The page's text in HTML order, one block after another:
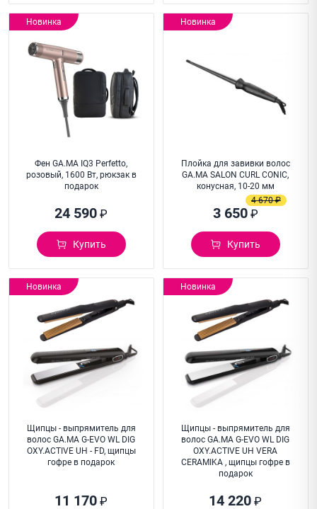
Новинка
Фен GA.MA IQ3 Perfetto,
розовый, 1600 Вт, рюкзак в
подарок
24 590 ₽
Купить
Новинка
Плойка для завивки волос
GA.MA SALON CURL CONIC,
конусная, 10-20 мм
3 650₽
4 670 ₽
Купить
Новинка
Щипцы - выпрямитель для
волос GA.MA G-EVO WL DIG
OXY.ACTIVE UH - FD, щипцы
гофре в подарок
11 170 ₽
Новинка
Щипцы - выпрямитель для
волос GA.MA G-EVO WL DIG
OXY.ACTIVE UH VERA
CERAMIKA , щипцы гофре в
подарок
14 220 ₽